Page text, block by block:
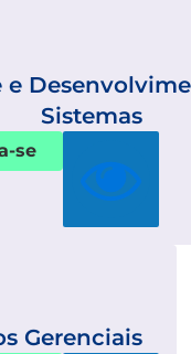
e
Sistemas
se
Gerenciais